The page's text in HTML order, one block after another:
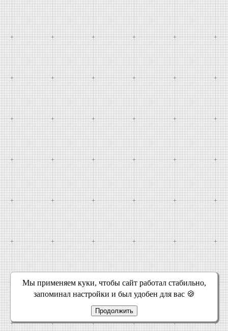
Мы применяем куки, чтобы сайт работал стабильно,
запоминал настройки и был удобен для вас 🍪
Продолжить